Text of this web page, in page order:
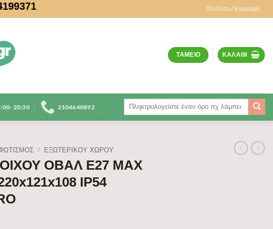
Σύνδεση / Εγγραφή
ΤΑΜΕΊΟ ΚΑΛΆΘΙ
20:30 2104640892
Αναζήτηση
/ ΕΞΩΤΕΡΙΚΟΥ ΧΩΡΟΥ
ΟΒΑΛ E27 MAX
IP54